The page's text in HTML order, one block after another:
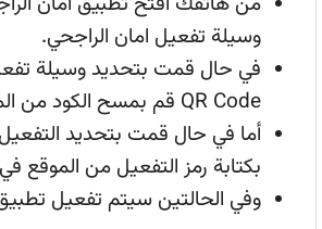
وسيلة تفعيل امان الراجحي.
في حال قمت بتحديد وسيلة
QR Code قم بمسح الكود من الموقع.
أما في حال قمت بتحديد
بكتابة رمز التفعيل من الموقع
وفي الحالتين سيتم تفعيل